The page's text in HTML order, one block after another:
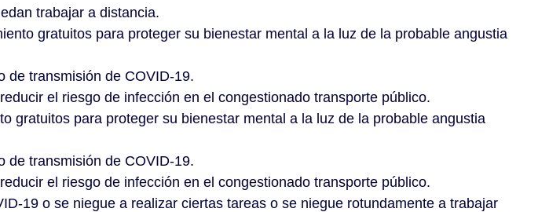
trabajar a distancia.
gratuitos para proteger su bienestar mental a la luz de la probable angustia
de transmisión de COVID-19.
el riesgo de infección en el congestionado transporte público.
gratuitos para proteger su bienestar mental a la luz de la probable angustia
de transmisión de COVID-19.
el riesgo de infección en el congestionado transporte público.
19 o se niegue a realizar ciertas tareas o se niegue rotundamente a trabajar